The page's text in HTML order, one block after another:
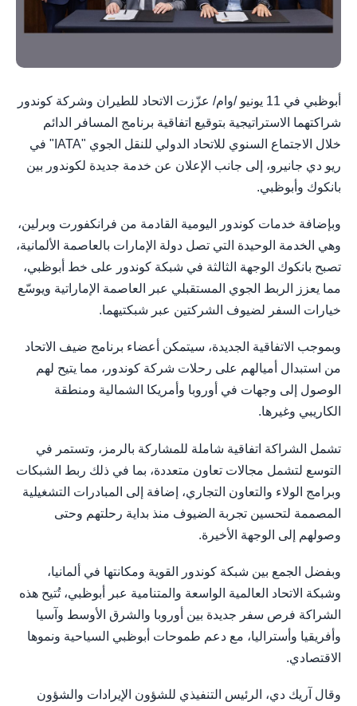
أبوظبي في 11 يونيو /وام/ عزّزت الاتحاد للطيران وشركة كوندور
شراكتهما الاستراتيجية بتوقيع اتفاقية برنامج المسافر الدائم
خلال الاجتماع السنوي للاتحاد الدولي للنقل الجوي "IATA" في
ريو دي جانيرو، إلى جانب الإعلان عن خدمة جديدة لكوندور بين
بانكوك وأبوظبي.
وبإضافة خدمات كوندور اليومية القادمة من فرانكفورت وبرلين،
وهي الخدمة الوحيدة التي تصل دولة الإمارات بالعاصمة الألمانية،
تصبح بانكوك الوجهة الثالثة في شبكة كوندور على خط أبوظبي،
مما يعزز الربط الجوي المستقبلي عبر العاصمة الإماراتية ويوسّع
خيارات السفر لضيوف الشركتين عبر شبكتيهما.
وبموجب الاتفاقية الجديدة، سيتمكن أعضاء برنامج ضيف الاتحاد
من استبدال أميالهم على رحلات شركة كوندور، مما يتيح لهم
الوصول إلى وجهات في أوروبا وأمريكا الشمالية ومنطقة
الكاريبي وغيرها.
تشمل الشراكة اتفاقية شاملة للمشاركة بالرمز، وتستمر في
التوسع لتشمل مجالات تعاون متعددة، بما في ذلك ربط الشبكات
وبرامج الولاء والتعاون التجاري، إضافة إلى المبادرات التشغيلية
المصممة لتحسين تجربة الضيوف منذ بداية رحلتهم وحتى
وصولهم إلى الوجهة الأخيرة.
وبفضل الجمع بين شبكة كوندور القوية ومكانتها في ألمانيا،
وشبكة الاتحاد العالمية الواسعة والمتنامية عبر أبوظبي، تُتيح هذه
الشراكة فرص سفر جديدة بين أوروبا والشرق الأوسط وآسيا
وأفريقيا وأستراليا، مع دعم طموحات أبوظبي السياحية ونموها
الاقتصادي.
وقال آريك دي، الرئيس التنفيذي للشؤون الإيرادات والشؤون